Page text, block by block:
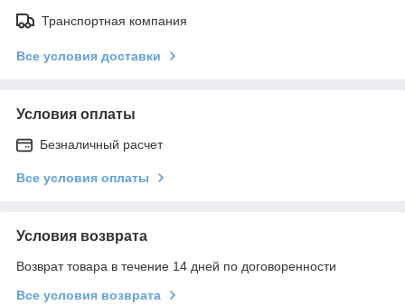
Транспортная компания
Все условия доставки
Условия оплаты
Безналичный расчет
Все условия оплаты
Условия возврата
Возврат товара в течение 14 дней по договоренности
Все условия возврата